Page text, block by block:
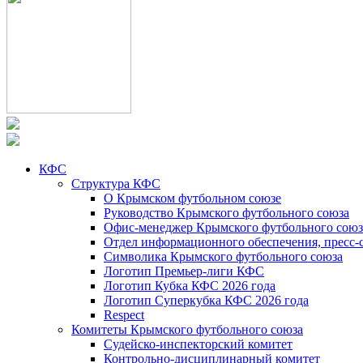
КФС
Структура КФС
О Крымском футбольном союзе
Руководство Крымского футбольного союза
Офис-менеджер Крымского футбольного
Отдел информационного обеспечения, пресс-
Символика Крымского футбольного союза
Логотип Премьер-лиги КФС
Логотип Кубка КФС 2026 года
Логотип Суперкубка КФС 2026 года
Respect
Комитеты Крымского футбольного союза
Судейско-инспекторский комитет
Контрольно-дисциплинарный комитет